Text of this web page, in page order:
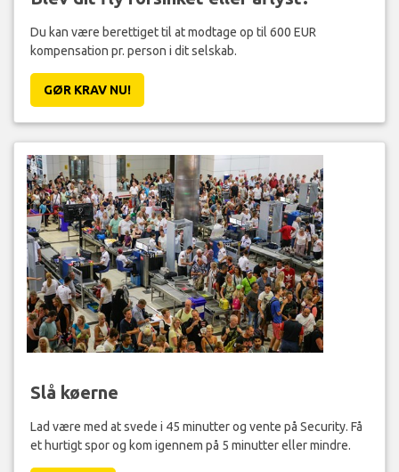
Du kan være berettiget til at modtage op til 600 EUR
kompensation pr. person i dit selskab.
GØR KRAV NU!
Slå køerne
Lad være med at svede i 45 minutter og vente på Security. Få
et hurtigt spor og kom igennem på 5 minutter eller mindre.